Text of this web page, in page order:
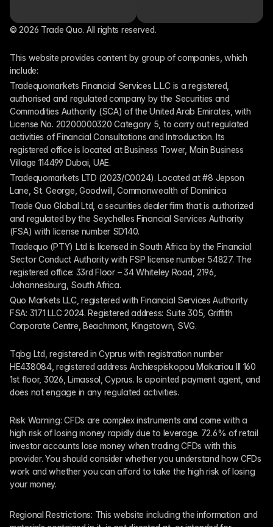
© 2026 Trade Quo. All rights reserved.
This website provides content by group of companies, which
include:
Tradequomarkets Financial Services L.L.C is a registered,
authorised and regulated company by the Securities and
Commodities Authority (SCA) of the United Arab Emirates, with
License No. 20200000320 Category 5, to carry out regulated
activities of Financial Consultations and Introduction. Its
registered office is located at Business Tower, Main Business
Village 114499 Dubai, UAE.
Tradequomarkets LTD (2023/C0024). Located at #8 Jepson
Lane, St. George, Goodwill, Commonwealth of Dominica
Trade Quo Global Ltd, a securities dealer firm that is authorized
and regulated by the Seychelles Financial Services Authority
(FSA) with license number SD140.
Tradequo (PTY) Ltd is licensed in South Africa by the Financial
Sector Conduct Authority with FSP license number 54827. The
registered office: 33rd Floor – 34 Whiteley Road, 2196,
Johannesburg, South Africa.
Quo Markets LLC, registered with Financial Services Authority
FSA: 3171 LLC 2024. Registered address: Suite 305, Griffith
Corporate Centre, Beachmont, Kingstown, SVG.
Tqbg Ltd, registered in Cyprus with registration number
HE438084, registered address Archiespiskopou Makariou III 160
1st floor, 3026, Limassol, Cyprus. Is apointed payment agent, and
does not engage in any regulated activities.
Risk Warning: CFDs are complex instruments and come with a
high risk of losing money rapidly due to leverage. 72.6% of retail
investor accounts lose money when trading CFDs with this
provider. You should consider whether you understand how CFDs
work and whether you can afford to take the high risk of losing
your money.
Regional Restrictions: This website including the information and